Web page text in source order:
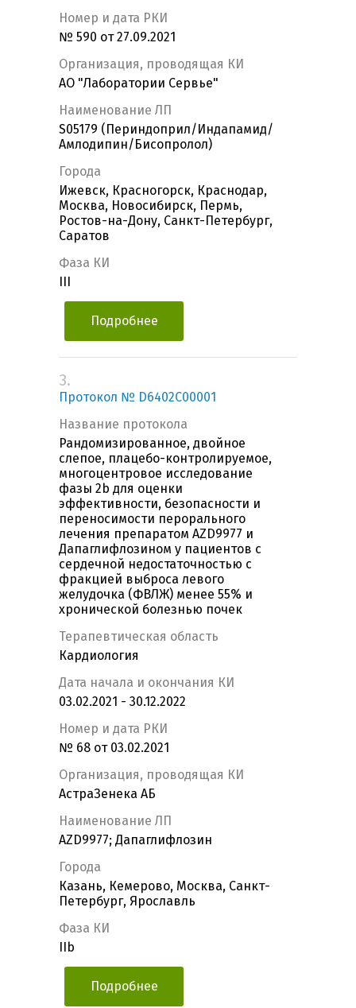
Номер и дата РКИ
№ 590 от 27.09.2021
Организация, проводящая КИ
АО "Лаборатории Сервье"
Наименование ЛП
S05179 (Периндоприл/Индапамид/
Амлодипин/Бисопролол)
Города
Ижевск, Красногорск, Краснодар,
Москва, Новосибирск, Пермь,
Ростов-на-Дону, Санкт-Петербург,
Саратов
Фаза КИ
Подробнее
3.
Протокол № D6402C00001
Название протокола
Рандомизированное, двойное
слепое, плацебо-контролируемое,
многоцентровое исследование
фазы 2b для оценки
эффективности, безопасности и
переносимости перорального
лечения препаратом AZD9977 и
Дапаглифлозином у пациентов с
сердечной недостаточностью с
фракцией выброса левого
желудочка (ФВЛЖ) менее 55% и
хронической болезнью почек
Терапевтическая область
Кардиология
Дата начала и окончания КИ
03.02.2021 - 30.12.2022
Номер и дата РКИ
№ 68 от 03.02.2021
Организация, проводящая КИ
АстраЗенека АБ
Наименование ЛП
AZD9977; Дапаглифлозин
Города
Казань, Кемерово, Москва, Санкт-
Петербург, Ярославль
Фаза КИ
IIb
Подробнее